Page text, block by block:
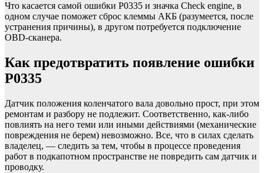
Что касается самой ошибки P0335 и значка Check engine, в
одном случае поможет сброс клеммы АКБ (разумеется, после
устранения причины), в другом потребуется подключение
OBD-сканера.
Как предотвратить появление ошибки
P0335
Датчик положения коленчатого вала довольно прост, при этом
ремонтам и разбору не подлежит. Соответственно, как-либо
повлиять на него теми или иными действиями (механические
повреждения не берем) невозможно. Все, что в силах сделать
владелец, — следить за тем, чтобы в процессе проведения
работ в подкапотном пространстве не повредить сам датчик и
проводку.